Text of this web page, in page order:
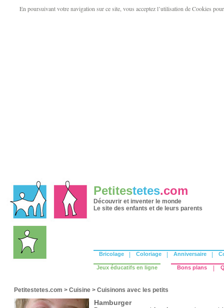
En poursuivant votre navigation sur ce site, vous acceptez l’utilisation de Cookies
Petitestetes.com
Découvrir et inventer le monde
Le site des enfants et de leurs parents
Bricolage Coloriage Anniversaire
Jeux éducatifs en ligne Bons plans
Petitestetes.com > Cuisine > Cuisinons avec les petits
Hamburger